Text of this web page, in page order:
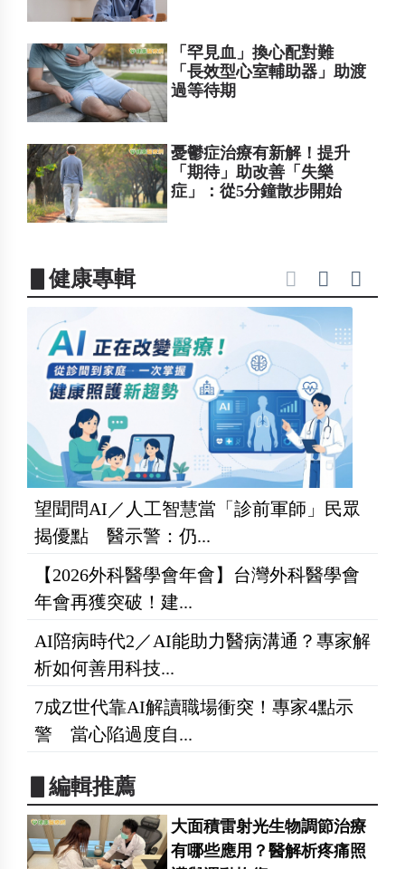
「罕見血」換心配對難
「長效型心室輔助器」助渡
過等待期
憂鬱症治療有新解！提升
「期待」助改善「失樂
症」：從5分鐘散步開始
▋健康專輯
望聞問AI／人工智慧當「診前軍師」民眾
揭優點 醫示警：仍...
【2026外科醫學會年會】台灣外科醫學會
年會再獲突破！建...
AI陪病時代2／AI能助力醫病溝通？專家解
析如何善用科技...
7成Z世代靠AI解讀職場衝突！專家4點示
警 當心陷過度自...
▋編輯推薦
大面積雷射光生物調節治療
有哪些應用？醫解析疼痛照